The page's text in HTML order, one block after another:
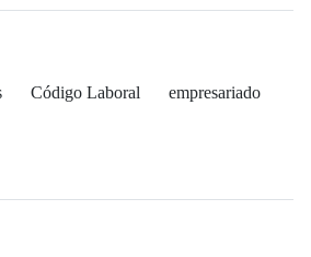
Código Laboral empresariado